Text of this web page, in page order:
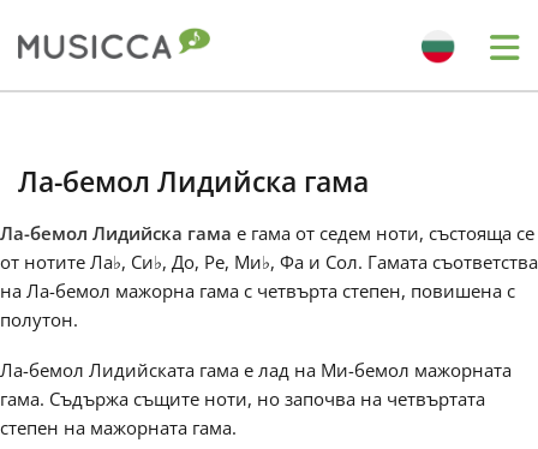
Dansk
English
Ла-бемол Лидийска гама
Ла-бемол Лидийска гама е гама от седем ноти, състояща се
от нотите Ла♭, Си♭, До, Ре, Ми♭, Фа и Сол. Гамата съответства
на Ла-бемол мажорна гама с четвърта степен, повишена с
полутон.
Ла-бемол Лидийската гама е лад на Mи-бемол мажорната
гама. Съдържа същите ноти, но започва на четвъртата
степен на мажорната гама.